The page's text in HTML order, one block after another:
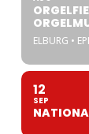
ELBURG •
12
SEP